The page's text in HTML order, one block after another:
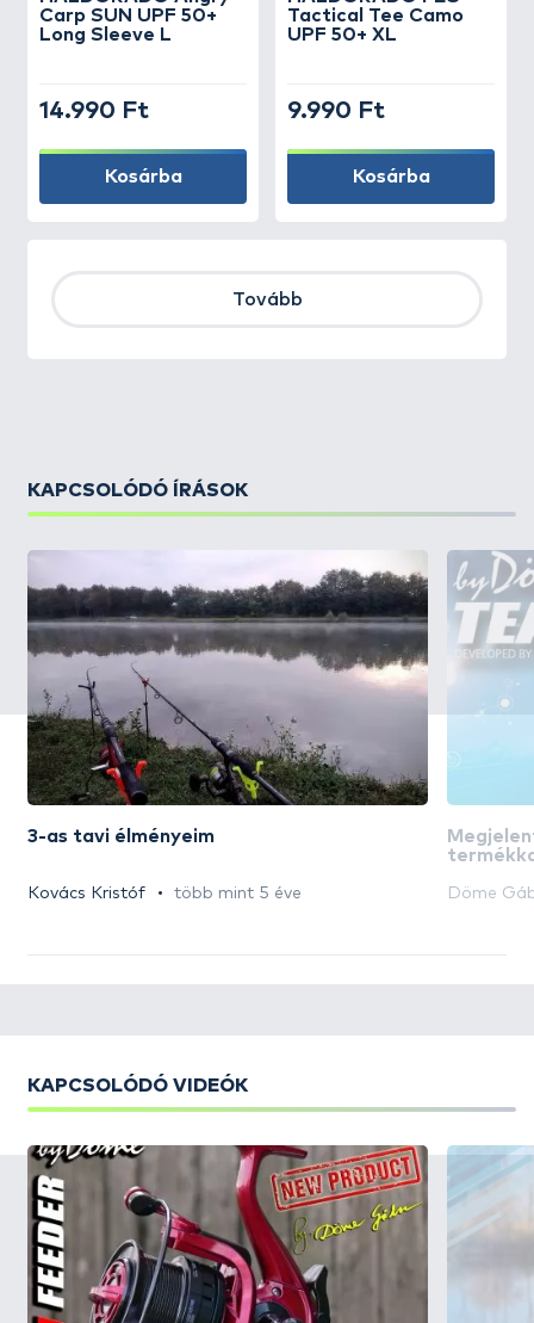
Carp SUN UPF 50+
Long Sleeve L
14.990 Ft
Kosárba
Tactical Tee Camo
UPF 50+ XL
9.990 Ft
Kosárba
Tovább
KAPCSOLÓDÓ ÍRÁSOK
3-as tavi élményeim
Kovács Kristóf több mint 5 éve Döme
KAPCSOLÓDÓ VIDEÓK